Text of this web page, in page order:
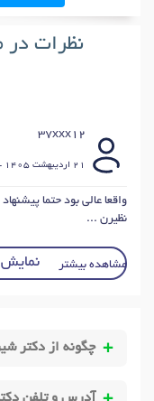
نظرات در
37xxx12
21 ارديبهشت 1405 - 9:58
واقعا عالی بود حتما
نظیرن ...
مشاهده بیشتر نمایش
چگونه از دکتر